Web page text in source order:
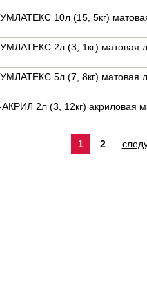
10л (15, 5кг)
2л (3, 1кг) матовая
5л (7, 8кг) матовая
2л (3, 12кг) акриловая
1 2